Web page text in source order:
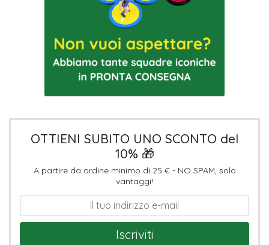
OTTIENI SUBITO UNO SCONTO del
10% 🎁
A partire da ordine minimo di 25 € - NO SPAM, solo
vantaggi!
Iscriviti